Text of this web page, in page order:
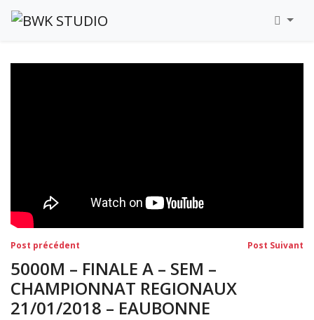
Navigation
de
l’article
Post précédent Post Suivant
5000M – FINALE A – SEM –
CHAMPIONNAT REGIONAUX
21/01/2018 – EAUBONNE